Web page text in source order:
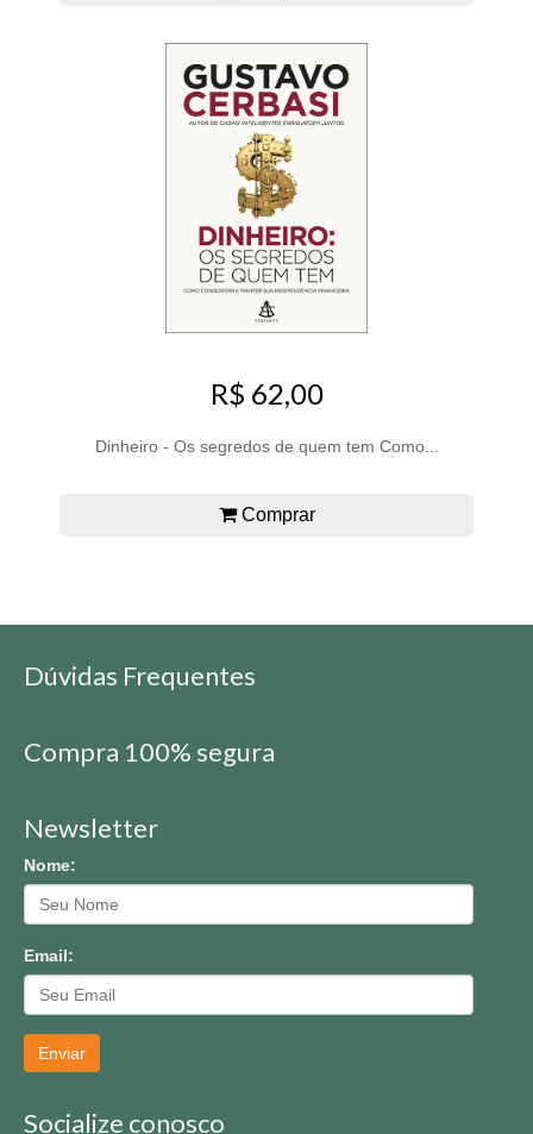
R$ 62,00
Dinheiro - Os segredos de quem tem Como...
Comprar
Dúvidas Frequentes
Compra 100% segura
Newsletter
Nome:
Email:
Enviar
Socialize conosco